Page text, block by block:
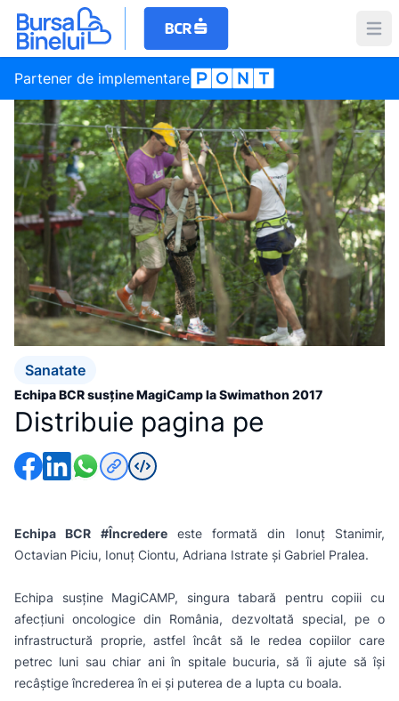
Partener de implementare
Sanatate
Echipa BCR susține MagiCamp la Swimathon 2017
Distribuie pagina pe
Echipa BCR #Încredereeste formată din Ionuț Stanimir,
Octavian Piciu, Ionuț Ciontu, Adriana Istrate și Gabriel Pralea.
Echipa susține MagiCAMP, singura tabară pentru copiii cu
afecțiuni oncologice din România, dezvoltată special, pe o
infrastructură proprie, astfel încât să le redea copiilor care
petrec luni sau chiar ani în spitale bucuria, să îi ajute să își
recâștige încrederea în ei și puterea de a lupta cu boala.